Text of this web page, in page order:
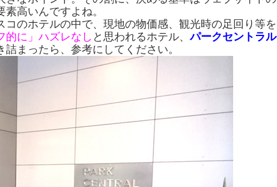
高いんですよね。
のホテルの中で、現地の物価感、観光時の足回り等を
的に」ハズレなし と思われるホテル、パークセントラル
まったら、参考にしてください。